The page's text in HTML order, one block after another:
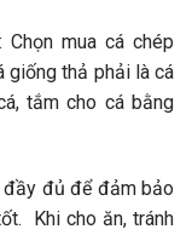
mua cá chép
giống thả phải là cá
tắm cho cá bằng
đầy đủ để đảm bảo
Khi cho ăn, tránh